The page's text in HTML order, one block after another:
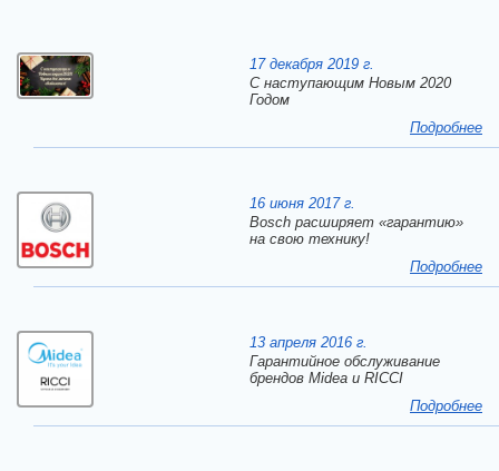
17 декабря 2019 г.
C наступающим Новым 2020
Годом
Подробнее
16 июня 2017 г.
Bosch расширяет «гарантию»
на свою технику!
Подробнее
13 апреля 2016 г.
Гарантийное обслуживание
брендов Midea и RICCI
Подробнее